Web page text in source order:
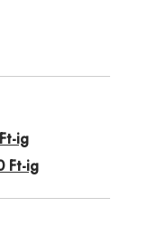
ig
Ft-ig